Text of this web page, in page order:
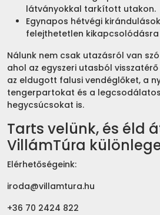
látványokkal tarkított utakon.
Egynapos hétvégi
felejthetetlen kikapcsolódásra
Nálunk nem csak utazásról van
ahol az egyszeri utasból
az eldugott falusi vendéglőket, a
tengerpartokat és a
hegycsúcsokat is.
Tarts velünk, és éld
VillámTúra
Elérhetőségeink:
iroda@villamtura.hu
+36 70 2424 822